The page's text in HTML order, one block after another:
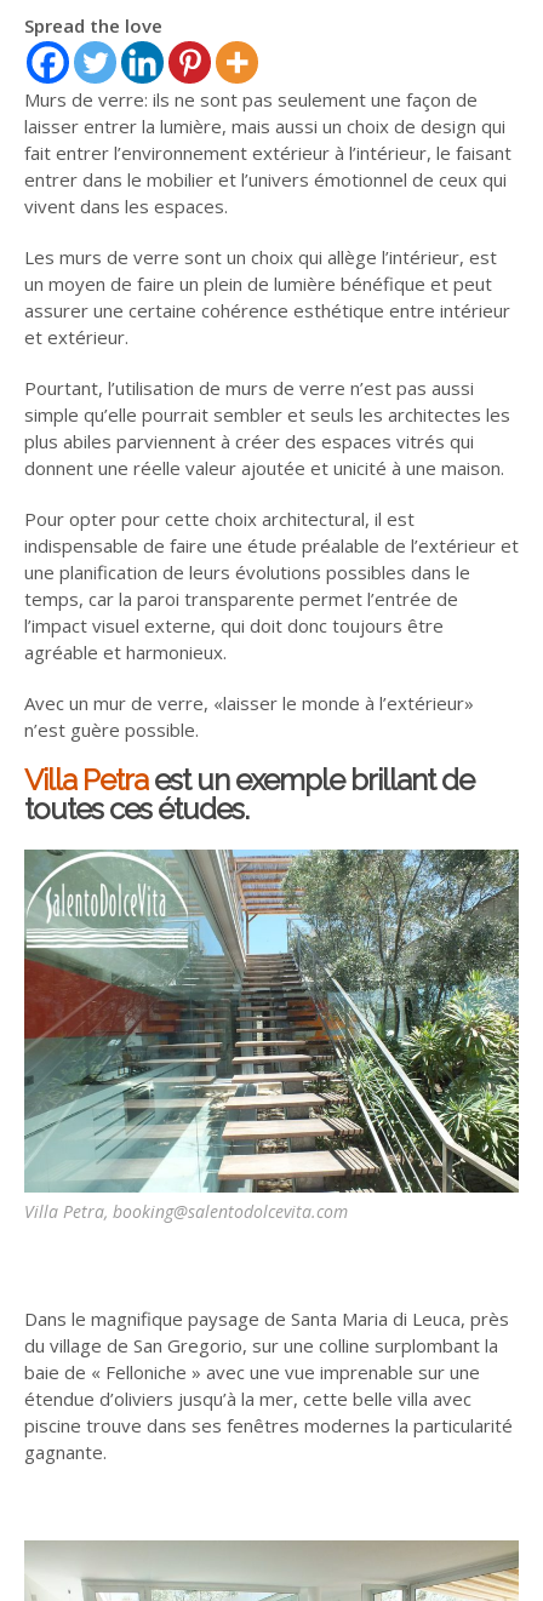
Spread the love
Murs de verre: ils ne sont pas seulement une façon de
laisser entrer la lumière, mais aussi un choix de design qui
fait entrer l’environnement extérieur à l’intérieur, le faisant
entrer dans le mobilier et l’univers émotionnel de ceux qui
vivent dans les espaces.
Les murs de verre sont un choix qui allège l’intérieur, est
un moyen de faire un plein de lumière bénéfique et peut
assurer une certaine cohérence esthétique entre intérieur
et extérieur.
Pourtant, l’utilisation de murs de verre n’est pas aussi
simple qu’elle pourrait sembler et seuls les architectes les
plus abiles parviennent à créer des espaces vitrés qui
donnent une réelle valeur ajoutée et unicité à une maison.
Pour opter pour cette choix architectural, il est
indispensable de faire une étude préalable de l’extérieur et
une planification de leurs évolutions possibles dans le
temps, car la paroi transparente permet l’entrée de
l’impact visuel externe, qui doit donc toujours être
agréable et harmonieux.
Avec un mur de verre, «laisser le monde à l’extérieur»
n’est guère possible.
Villa Petraest un exemple brillant de
toutes ces études.
Villa Petra, booking@salentodolcevita.com
Dans le magnifique paysage de Santa Maria di Leuca, près
du village de San Gregorio, sur une colline surplombant la
baie de « Felloniche » avec une vue imprenable sur une
étendue d’oliviers jusqu’à la mer, cette belle villa avec
piscine trouve dans ses fenêtres modernes la particularité
gagnante.